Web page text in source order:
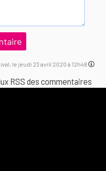
le jeudi 23 avril 2020 à 12h48
RSS des commentaires